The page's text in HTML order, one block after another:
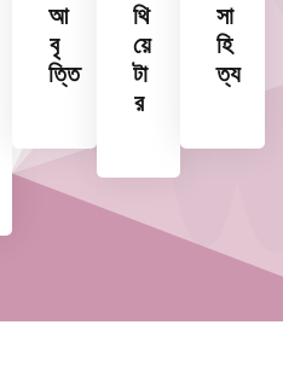
আ
বৃ
ত্তি
থি
য়ে
টা
র
সা
হি
ত্য